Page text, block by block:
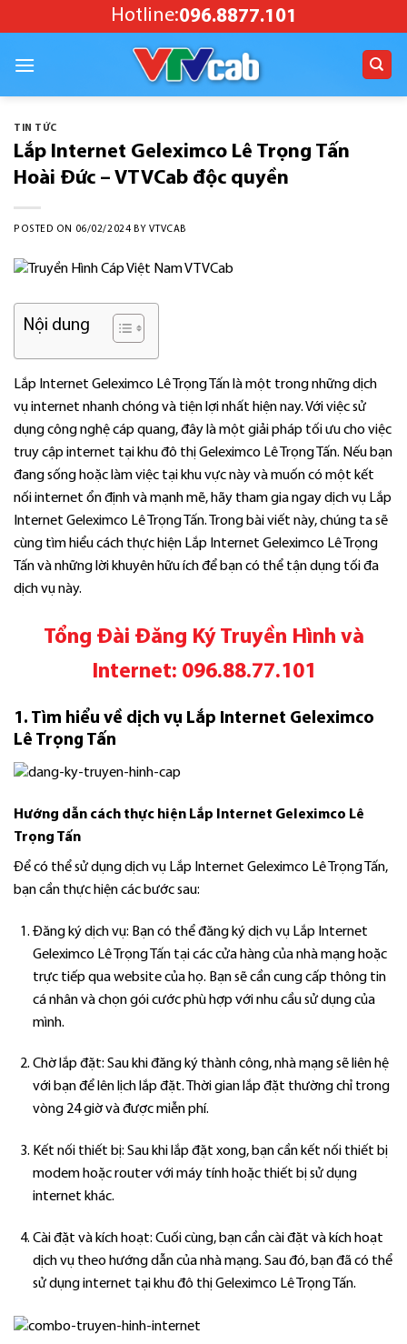
to
Hotline:096.8877.101
TIN TỨC
Lắp Internet Geleximco Lê Trọng Tấn
Hoài Đức – VTVCab độc quyền
POSTED ON 06/02/2024 BYVTVCAB
Nội dung
Lắp Internet Geleximco Lê Trọng Tấn là một trong những dịch
vụ internet nhanh chóng và tiện lợi nhất hiện nay. Với việc sử
dụng công nghệ cáp quang, đây là một giải pháp tối ưu cho việc
truy cập internet tại khu đô thị Geleximco Lê Trọng Tấn. Nếu bạn
đang sống hoặc làm việc tại khu vực này và muốn có một kết
nối internet ổn định và mạnh mẽ, hãy tham gia ngay dịch vụ Lắp
Internet Geleximco Lê Trọng Tấn. Trong bài viết này, chúng ta sẽ
cùng tìm hiểu cách thực hiện Lắp Internet Geleximco Lê Trọng
Tấn và những lời khuyên hữu ích để bạn có thể tận dụng tối đa
dịch vụ này.
Tổng Đài Đăng Ký Truyền Hình và
Internet: 096.88.77.101
1. Tìm hiểu về dịch vụ Lắp Internet Geleximco
Lê Trọng Tấn
Hướng dẫn cách thực hiện Lắp Internet Geleximco Lê
Trọng Tấn
Để có thể sử dụng dịch vụ Lắp Internet Geleximco Lê Trọng Tấn,
bạn cần thực hiện các bước sau:
Đăng ký dịch vụ: Bạn có thể đăng ký dịch vụ Lắp Internet
Geleximco Lê Trọng Tấn tại các cửa hàng của nhà mạng hoặc
trực tiếp qua website của họ. Bạn sẽ cần cung cấp thông tin
cá nhân và chọn gói cước phù hợp với nhu cầu sử dụng của
mình.
Chờ lắp đặt: Sau khi đăng ký thành công, nhà mạng sẽ liên hệ
với bạn để lên lịch lắp đặt. Thời gian lắp đặt thường chỉ trong
vòng 24 giờ và được miễn phí.
Kết nối thiết bị: Sau khi lắp đặt xong, bạn cần kết nối thiết bị
modem hoặc router với máy tính hoặc thiết bị sử dụng
internet khác.
Cài đặt và kích hoạt: Cuối cùng, bạn cần cài đặt và kích hoạt
dịch vụ theo hướng dẫn của nhà mạng. Sau đó, bạn đã có thể
sử dụng internet tại khu đô thị Geleximco Lê Trọng Tấn.